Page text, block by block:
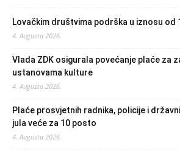
Lovačkim društvima podrška u iznosu od
4. Augusta 2026.
Vlada ZDK osigurala povećanje plaće za
ustanovama kulture
4. Augusta 2026.
Plaće prosvjetnih radnika, policije i
jula veće za 10 posto
4. Augusta 2026.